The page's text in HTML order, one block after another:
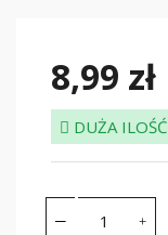
8,99 zł
DUŻA ILOŚĆ